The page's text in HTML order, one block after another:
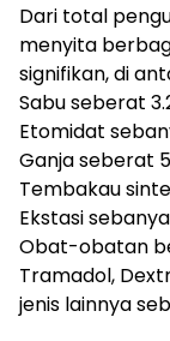
Dari total
menyita
signifikan, di
Sabu seberat
Etomidat
Ganja seberat
Tembakau
Ekstasi
Obat-obatan
Tramadol,
jenis lainnya